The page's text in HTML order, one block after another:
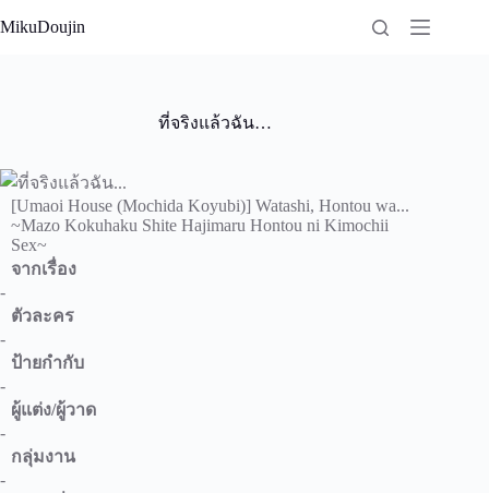
to
MikuDoujin
ที่จริงแล้วฉัน…
[Umaoi House (Mochida Koyubi)] Watashi, Hontou wa...
~Mazo Kokuhaku Shite Hajimaru Hontou ni Kimochii
Sex~
จากเรื่อง
-
ตัวละคร
-
ป้ายกำกับ
-
ผู้แต่ง/ผู้วาด
-
กลุ่มงาน
-